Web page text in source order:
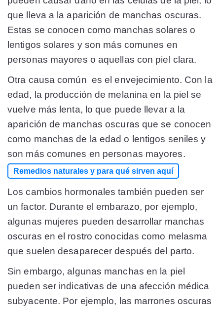
que lleva a la aparición de manchas oscuras.
Estas se conocen como manchas solares o
lentigos solares y son más comunes en
personas mayores o aquellas con piel clara.
Otra causa común es el envejecimiento. Con la
edad, la producción de melanina en la piel se
vuelve más lenta, lo que puede llevar a la
aparición de manchas oscuras que se conocen
como manchas de la edad o lentigos seniles y
son más comunes en personas mayores.
Remedios naturales y para qué sirven aquí
Los cambios hormonales también pueden ser
un factor. Durante el embarazo, por ejemplo,
algunas mujeres pueden desarrollar manchas
oscuras en el rostro conocidas como melasma
que suelen desaparecer después del parto.
Sin embargo, algunas manchas en la piel
pueden ser indicativas de una afección médica
subyacente. Por ejemplo, las marrones oscuras